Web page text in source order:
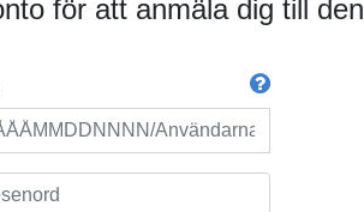
för att anmäla dig till den
Användarnamn